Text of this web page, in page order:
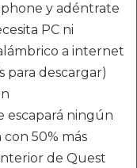
y adéntrate
PC ni
a internet
para descargar)
escapará ningún
50% más
de Quest